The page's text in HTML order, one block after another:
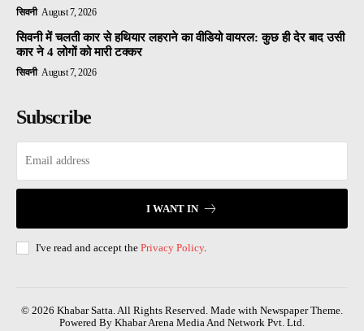
सिवनी August 7, 2026
सिवनी में चलती कार से हथियार लहराने का वीडियो वायरल: कुछ ही देर बाद उसी
कार ने 4 लोगों को मारी टक्कर
सिवनी August 7, 2026
Subscribe
I WANT IN
I've read and accept the Privacy Policy.
© 2026 Khabar Satta. All Rights Reserved. Made with Newspaper Theme.
Powered By Khabar Arena Media And Network Pvt. Ltd.